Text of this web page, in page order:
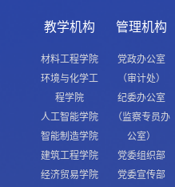
教学机构
材料工程学院
环境与化学工
程学院
人工智能学院
智能制造学院
建筑工程学院
经济贸易学院
管理机构
党政办公室
（审计处）
纪委办公室
（监察专员办
公室）
党委组织部
党委宣传部